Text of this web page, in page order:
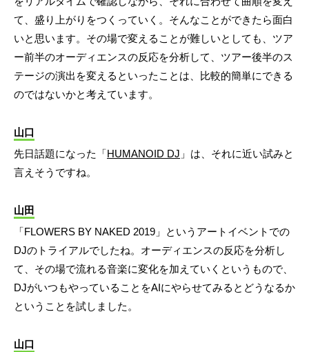
て、盛り上がりをつくっていく。そんなことができたら面白
いと思います。その場で変えることが難しいとしても、ツア
ー前半のオーディエンスの反応を分析して、ツアー後半のス
テージの演出を変えるといったことは、比較的簡単にできる
のではないかと考えています。
山口
先日話題になった「HUMANOID DJ 」は、それに近い試みと
言えそうですね。
山田
「FLOWERS BY NAKED 2019」というアートイベントでの
DJのトライアルでしたね。オーディエンスの反応を分析し
て、その場で流れる音楽に変化を加えていくというもので、
DJがいつもやっていることをAIにやらせてみるとどうなるか
ということを試しました。
山口